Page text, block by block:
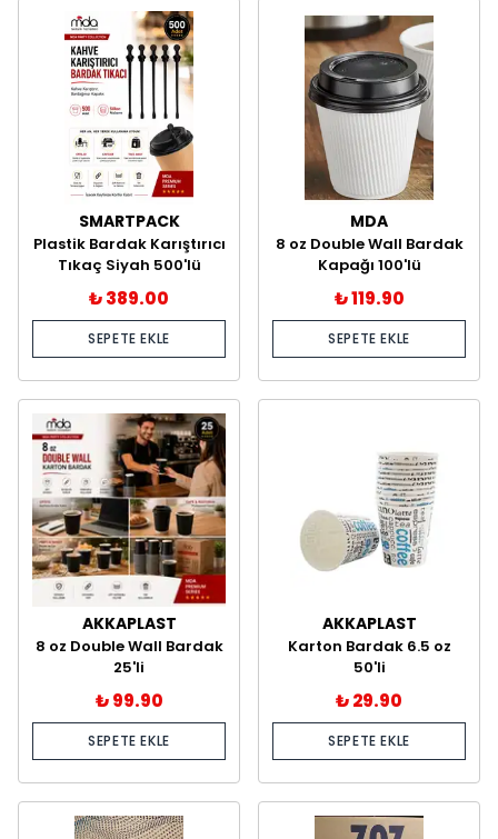
SMARTPACK
Plastik Bardak Karıştırıcı
Tıkaç Siyah 500'lü
₺ 389.00
SEPETE EKLE
MDA
8 oz Double Wall Bardak
Kapağı 100'lü
₺ 119.90
SEPETE EKLE
AKKAPLAST
8 oz Double Wall Bardak
25'li
₺ 99.90
SEPETE EKLE
AKKAPLAST
Karton Bardak 6.5 oz
50'li
₺ 29.90
SEPETE EKLE